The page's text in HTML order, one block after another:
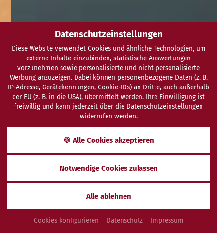
Datenschutzeinstellungen
Diese Website verwendet Cookies und ähnliche Technologien, um
externe Inhalte einzubinden, statistische Auswertungen
vorzunehmen sowie personalisierte und nicht-personalisierte
Werbung anzuzeigen. Dabei können personenbezogene Daten (z. B.
IP-Adresse, Gerätekennungen, Cookie-IDs) an Dritte, auch außerhalb
der EU (z. B. in die USA), übermittelt werden. Ihre Einwilligung ist
freiwillig und kann jederzeit über die Datenschutzeinstellungen
widerrufen werden.
🍪 Alle Cookies akzeptieren
Notwendige Cookies zulassen
Alle ablehnen
Cookies konfigurieren Datenschutz Impressum
ANFRAGEN
Impressum
VGB Betriebsgesellschaft m.b.H. & Co.